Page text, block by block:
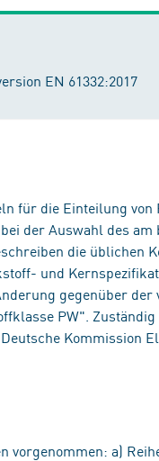
EN 61332:2017
für die Einteilung
der Auswahl des am
die üblichen
und
gegenüber der
PW". Zuständig
Kommission
vorgenommen: a)